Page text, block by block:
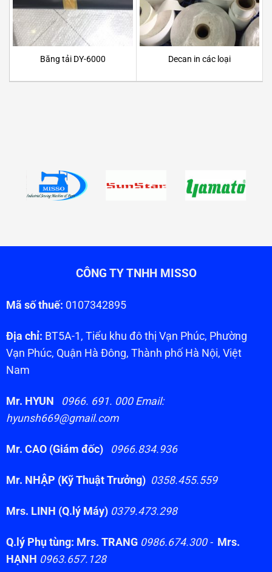
Băng tải DY-6000 Decan in các loại
CÔNG TY TNHH MISSO
Mã số thuế: 0107342895
Địa chỉ: BT5A-1, Tiểu khu đô thị Vạn Phúc, Phường
Vạn Phúc, Quận Hà Đông, Thành phố Hà Nội, Việt
Nam
Mr. HYUN
0966. 691. 000 Email:
hyunsh669@gmail.com
Mr. CAO (Giám đốc) 0966.834.936
Mr. NHẬP (Kỹ Thuật Trưởng) 0358.455.559
Mrs. LINH (Q.lý Máy) 0379.473.298
Q.lý Phụ tùng: Mrs. TRANG 0986.674.300 - Mrs.
HẠNH 0963.657.128